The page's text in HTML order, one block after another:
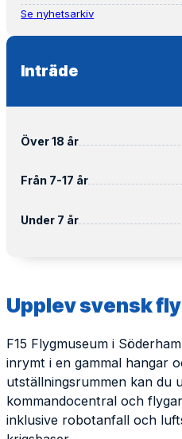
Upplev svensk
F15 Flygmuseum i
inrymt i en gammal hangar
utställningsrummen kan du
kommandocentral och
inklusive robotanfall och
Se nyhetsarkiv
Inträde
Över 18 år
Från 7-17 år
Under 7 år